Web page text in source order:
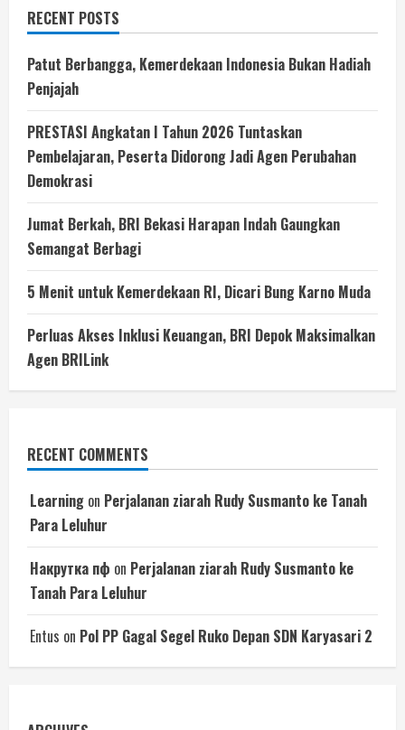
RECENT POSTS
Patut Berbangga, Kemerdekaan Indonesia Bukan Hadiah
Penjajah
PRESTASI Angkatan I Tahun 2026 Tuntaskan
Pembelajaran, Peserta Didorong Jadi Agen Perubahan
Demokrasi
Jumat Berkah, BRI Bekasi Harapan Indah Gaungkan
Semangat Berbagi
5 Menit untuk Kemerdekaan RI, Dicari Bung Karno Muda
Perluas Akses Inklusi Keuangan, BRI Depok Maksimalkan
Agen BRILink
RECENT COMMENTS
Learning on Perjalanan ziarah Rudy Susmanto ke Tanah
Para Leluhur
Накрутка пф on Perjalanan ziarah Rudy Susmanto ke
Tanah Para Leluhur
Entus on Pol PP Gagal Segel Ruko Depan SDN Karyasari 2